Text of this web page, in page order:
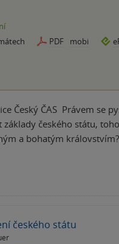
PDF mobi
Český ČAS Právem
základy českého státu,
a bohatým
českého státu